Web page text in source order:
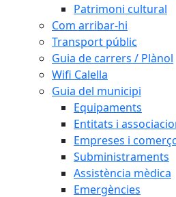
Patrimoni cultural
Com arribar-hi
Transport públic
Guia de carrers / Plànol
Wifi Calella
Guia del municipi
Equipaments
Entitats i
Empreses i
Subministraments
Assistència mèdica
Emergències